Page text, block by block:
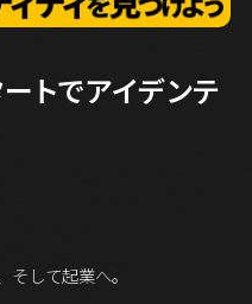
トでアイデンテ
して起業へ。